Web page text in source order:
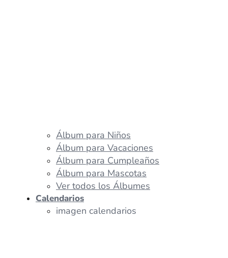
Álbum para Niños
Álbum para Vacaciones
Álbum para Cumpleaños
Álbum para Mascotas
Ver todos los Álbumes
Calendarios
imagen calendarios